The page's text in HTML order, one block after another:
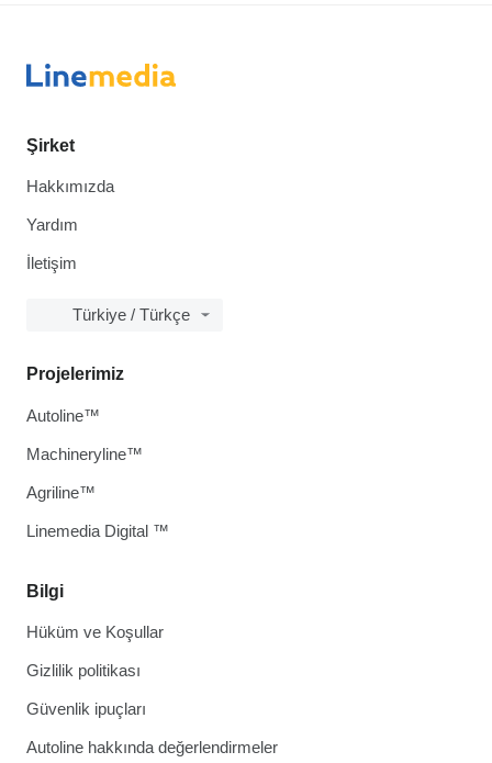
Şirket
Hakkımızda
Yardım
İletişim
Türkiye / Türkçe
Bilgi
Hüküm ve Koşullar
Gizlilik politikası
Güvenlik ipuçları
Autoline hakkında değerlendirmeler
Projelerimiz
Autoline™
Machineryline™
Agriline™
Linemedia Digital ™